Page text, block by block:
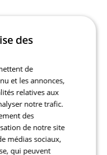
des
de
et les annonces,
relatives aux
notre trafic.
des
de notre site
médias sociaux,
qui peuvent